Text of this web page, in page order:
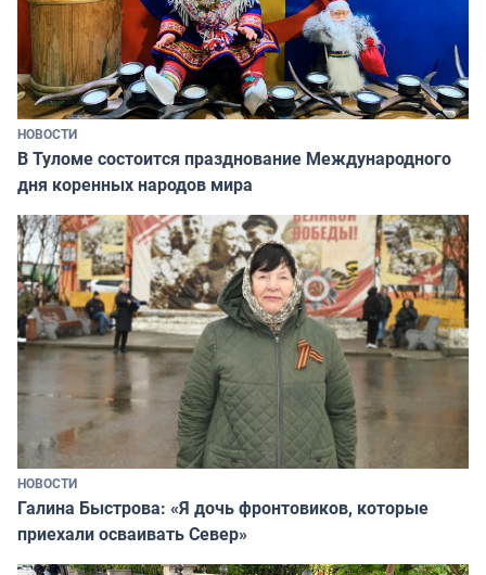
НОВОСТИ
В Туломе состоится празднование Международного
дня коренных народов мира
НОВОСТИ
Галина Быстрова: «Я дочь фронтовиков, которые
приехали осваивать Север»